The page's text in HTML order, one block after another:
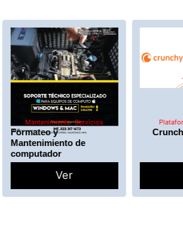
Mantenimiento,Servicios
Formateo y
Mantenimiento de
computador
Ver